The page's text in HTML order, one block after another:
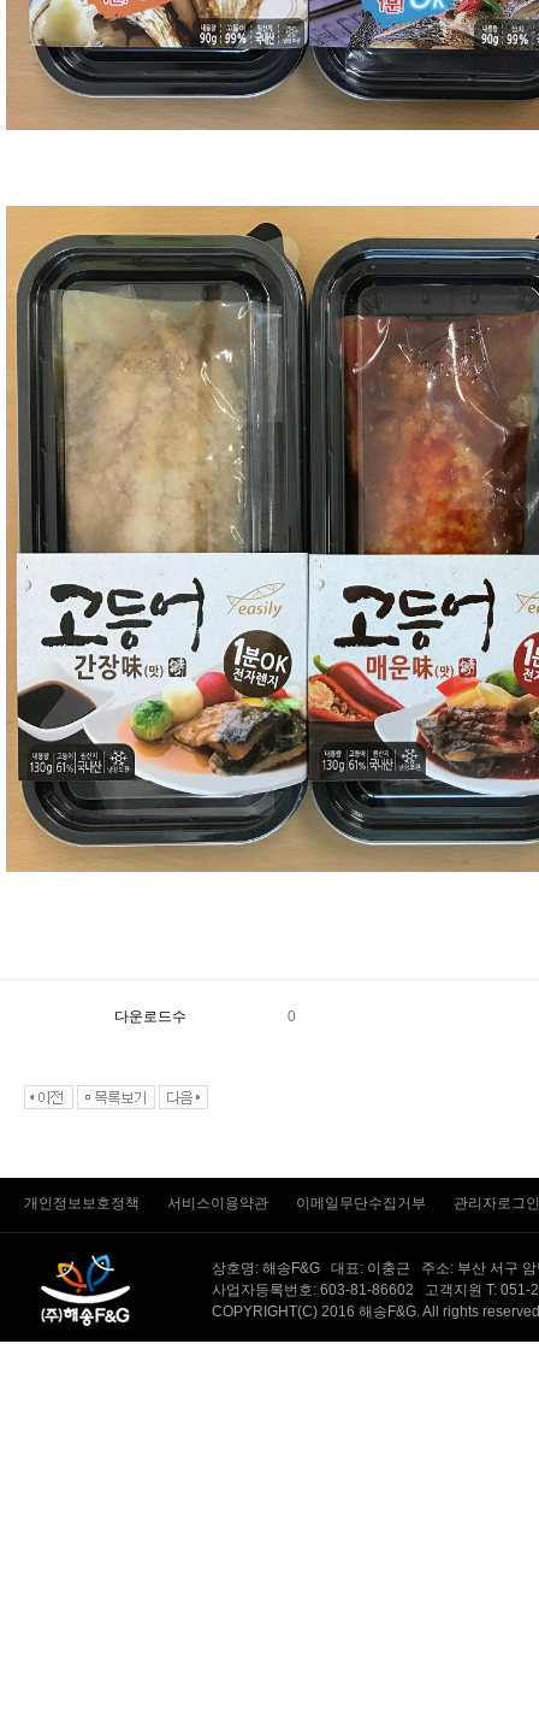
다운로드수 0
개인정보보호정책 서비스이용약관 이메일무단수집거부 관리자로그인
상호명: 해송F&G 대표: 이충근 주소: 부산 서구
사업자등록번호: 603-81-86602 고객지원 T:
COPYRIGHT(C) 2016 해송F&G. All rights